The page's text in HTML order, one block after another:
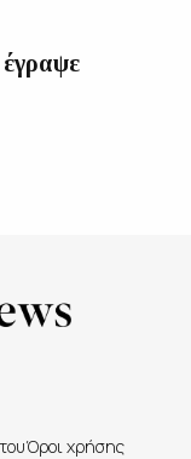
Όροι χρήσης